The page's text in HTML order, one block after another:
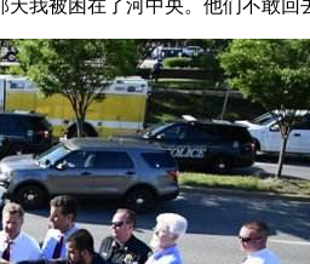
我被困在了河中央。他们不敢